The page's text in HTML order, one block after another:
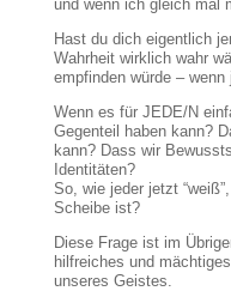
und wenn ich gleich mal
Hast du dich eigentlich
Wahrheit wirklich wahr
empfinden würde –
Wenn es für JEDE/N
Gegenteil haben kann?
kann? Dass wir
Identitäten?
So, wie jeder jetzt
Scheibe ist?
Diese Frage ist im
hilfreiches und
unseres Geistes.